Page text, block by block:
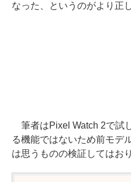
なった、というのがより正
筆者はPixel Watch 2で試
る機能ではないため前モデ
は思うものの検証してはお